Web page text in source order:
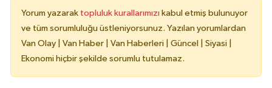
Yorum yazarak topluluk kurallarımızı kabul etmiş bulunuyor
ve tüm sorumluluğu üstleniyorsunuz. Yazılan yorumlardan
Van Olay | Van Haber | Van Haberleri | Güncel | Siyasi |
Ekonomi hiçbir şekilde sorumlu tutulamaz.